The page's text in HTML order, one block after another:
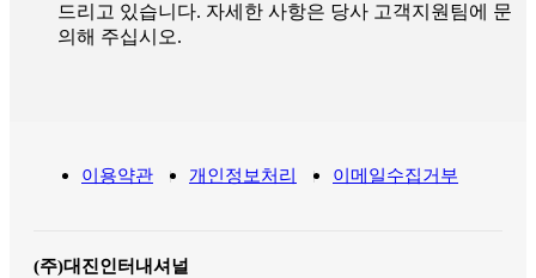
드리고 있습니다. 자세한 사항은 당사 고객지원팀에 문
의해 주십시오.
이용약관 개인정보처리 이메일수집거부
(주)대진인터내셔널